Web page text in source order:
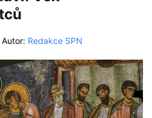
Autor: Redakce SPN